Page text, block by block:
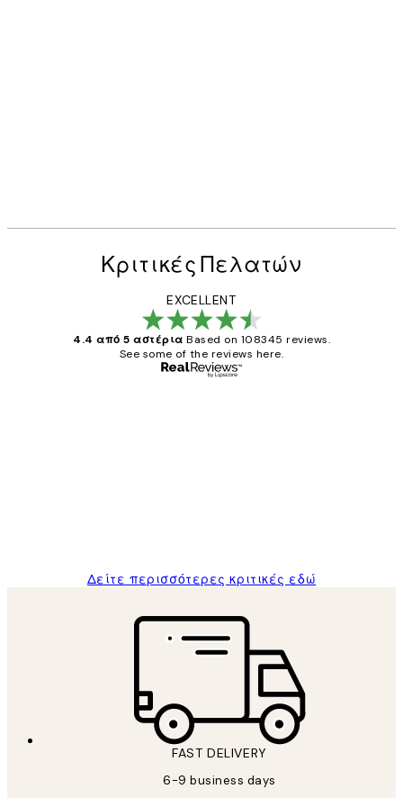
Κριτικές Πελατών
EXCELLENT
4.4 από 5 αστέρια Based on 108345 reviews.
See some of the reviews here.
Δείτε περισσότερες κριτικές εδώ
FAST DELIVERY
6-9 business days